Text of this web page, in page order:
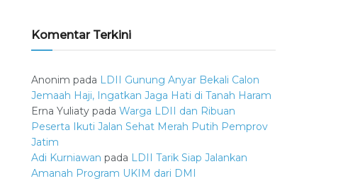
Komentar Terkini
Anonim pada LDII Gunung Anyar Bekali Calon
Jemaah Haji, Ingatkan Jaga Hati di Tanah Haram
Erna Yuliaty pada Warga LDII dan Ribuan
Peserta Ikuti Jalan Sehat Merah Putih Pemprov
Jatim
Adi Kurniawan pada LDII Tarik Siap Jalankan
Amanah Program UKIM dari DMI